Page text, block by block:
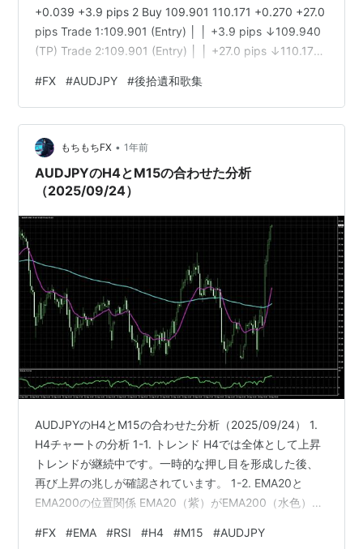
+0.039 +3.9 pips 2 Buy 109.901 110.171 +0.270 +27.0
pips Trade 1:109.901 (Entry) │ │ +3.9 pips ↓109.940
(TP) Trade 2:109.901 (Entry) │ │ +27.0 pips ↓110.171
#FX #AUDJPY #後拾遺和歌集
もちもちFX • 1年前
AUDJPYのH4とM15の合わせた分析
（2025/09/24）
AUDJPYのH4とM15の合わせた分析（2025/09/24） 1.
H4チャートの分析 1-1. トレンド H4では全体として上昇
トレンドが継続中です。一時的な押し目を形成した後、
再び上昇の兆しが確認されています。 1-2. EMA20と
EMA200の位置関係 EMA20（紫）がEMA200（水色）の
す。これは中長期的な買い優勢の相場を示唆していま
#FX #EMA #RSI #H4 #M15 #AUDJPY